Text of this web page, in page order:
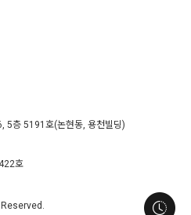
5층 5191호(논현동, 용천빌딩)
호